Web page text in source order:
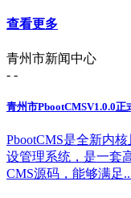
查看更多
青州市新闻中心
- -
青州市PbootCMSV1.0.0正
PbootCMS是全新内
设管理系统，是一套
CMS源码，能够满足